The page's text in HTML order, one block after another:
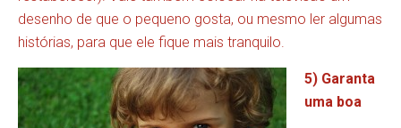
desenho de que o pequeno gosta, ou mesmo ler algumas
histórias, para que ele fique mais tranquilo.
5) Garanta
uma boa